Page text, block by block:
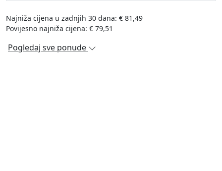
Najniža cijena u zadnjih 30 dana: € 81,49
Povijesno najniža cijena: € 79,51
Pogledaj sve ponude